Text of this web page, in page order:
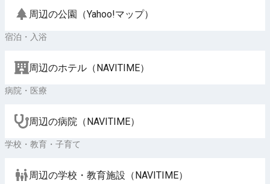
周辺の公園（Yahoo!マップ）
宿泊・入浴
周辺のホテル（NAVITIME）
病院・医療
周辺の病院（NAVITIME）
学校・教育・子育て
周辺の学校・教育施設（NAVITIME）